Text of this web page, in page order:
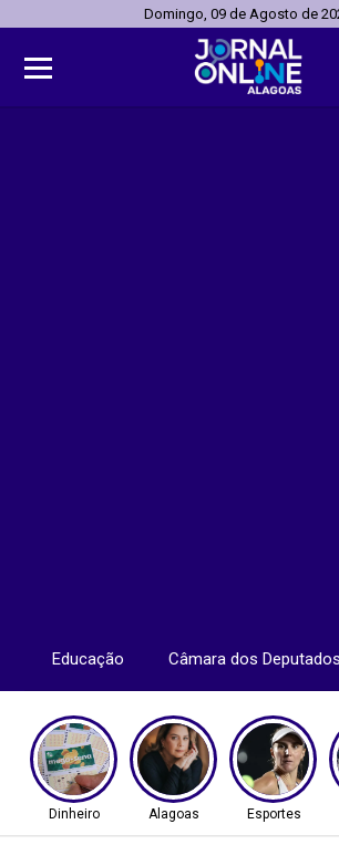
Domingo, 09 de Agosto de
Educação Câmara dos Deputados
Dinheiro Alagoas Esportes